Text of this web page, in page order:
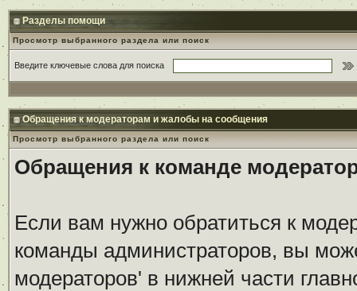
Разделы помощи
Просмотр выбранного раздела или поиск
Введите ключевые слова для поиска
Обращения к модераторам и жалобы на сообщения
Просмотр выбранного раздела или поиск
Обращения к команде
Если вам нужно обратиться к
команды администраторов, вы
модераторов' в нижней части